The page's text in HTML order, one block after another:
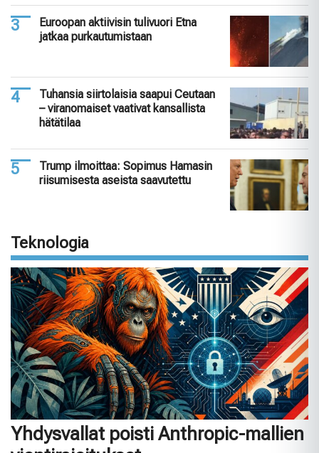
Euroopan aktiivisin tulivuori Etna
jatkaa purkautumistaan
Tuhansia siirtolaisia saapui Ceutaan
– viranomaiset vaativat kansallista
hätätilaa
Trump ilmoittaa: Sopimus Hamasin
riisumisesta aseista saavutettu
Teknologia
Yhdysvallat poisti Anthropic-mallien